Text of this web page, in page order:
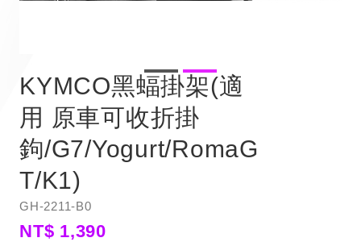
KYMCO黑蝠掛架(適
用 原車可收折掛
鉤/G7/Yogurt/RomaG
T/K1)
GH-2211-B0
NT$ 1,390